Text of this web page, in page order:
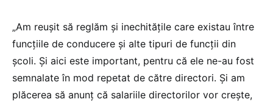
„Am reușit să reglăm și inechitățile care existau între
funcțiile de conducere și alte tipuri de funcții din
școli. Și aici este important, pentru că ele ne-au fost
semnalate în mod repetat de către directori. Și am
plăcerea să anunț că salariile directorilor vor crește,